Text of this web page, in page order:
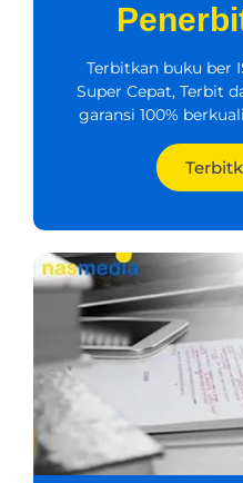
Terbitkan buku ber
Super Cepat, Terbit
garansi 100%